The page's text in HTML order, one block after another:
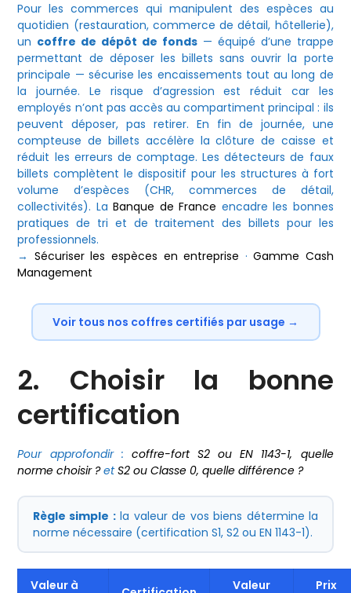
Pour les commerces qui manipulent des espèces au
quotidien (restauration, commerce de détail, hôtellerie),
un coffre de dépôt de fonds— équipé d’une trappe
permettant de déposer les billets sans ouvrir la porte
principale — sécurise les encaissements tout au long de
la journée. Le risque d’agression est réduit car les
employés n’ont pas accès au compartiment principal : ils
peuvent déposer, pas retirer. En fin de journée, une
compteuse de billets accélère la clôture de caisse et
réduit les erreurs de comptage. Les détecteurs de faux
billets complètent le dispositif pour les structures à fort
volume d’espèces (CHR, commerces de détail,
collectivités). LaBanque de France encadre les bonnes
pratiques de tri et de traitement des billets pour les
professionnels.
→ Sécuriser les espèces en entreprise ·Gamme Cash
Management
Voir tous nos coffres certifiés par usage →
2. Choisir la bonne
certification
Pour approfondir : coffre-fort S2 ou EN 1143-1, quelle
norme choisir ?etS2 ou Classe 0, quelle différence ?
Règle simple :la valeur de vos biens détermine la
norme nécessaire (certification S1, S2 ou EN 1143-1).
Valeur à
Valeur
Prix